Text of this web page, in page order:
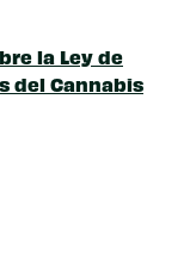
la Ley de
del Cannabis